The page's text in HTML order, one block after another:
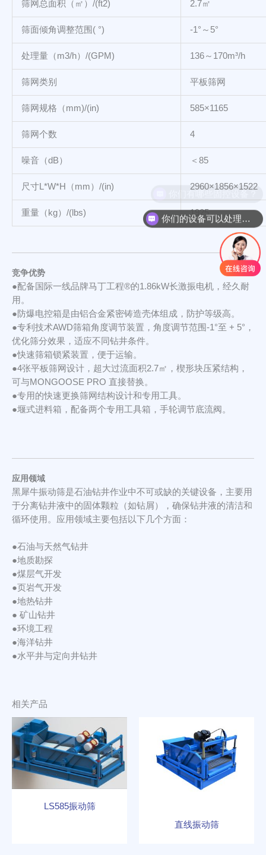
筛网总面积（㎡）/(ft2) 2.7㎡
筛面倾角调整范围( °) -1°～5°
处理量（m3/h）/(GPM) 136～170m³/h
筛网类别 平板筛网
筛网规格（mm)/(in) 585×1165
筛网个数 4
噪音（dB） ＜85
尺寸L*W*H（mm）/(in) 2960×1856×1522
重量（kg）/(lbs) 1925
竞争优势
●配备国际一线品牌马丁工程®的1.86kW长激振电机，经久耐
用。
●防爆电控箱是由铝合金紧密铸造壳体组成，防护等级高。
●专利技术AWD筛箱角度调节装置，角度调节范围-1°至 + 5°，
优化筛分效果，适应不同钻井条件。
●快速筛箱锁紧装置，便于运输。
●4张平板筛网设计，超大过流面积2.7㎡，楔形块压紧结构，
可与MONGOOSE PRO 直接替换。
●专用的快速更换筛网结构设计和专用工具。
●堰式进料箱，配备两个专用工具箱，手轮调节底流阀。
应用领域
黑犀牛振动筛是石油钻井作业中不可或缺的关键设备，主要用
于分离钻井液中的固体颗粒（如钻屑），确保钻井液的清洁和
循环使用。应用领域主要包括以下几个方面：
●石油与天然气钻井
●地质勘探
●煤层气开发
●页岩气开发
●地热钻井
● 矿山钻井
●环境工程
●海洋钻井
●水平井与定向井钻井
相关产品
LS585振动筛
直线振动筛